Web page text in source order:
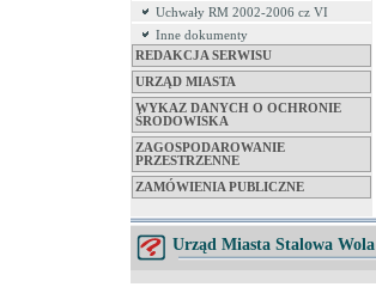
Uchwały RM 2002-2006 cz VI
Inne dokumenty
REDAKCJA SERWISU
URZĄD MIASTA
WYKAZ DANYCH O OCHRONIE
ŚRODOWISKA
ZAGOSPODAROWANIE
PRZESTRZENNE
ZAMÓWIENIA PUBLICZNE
Urząd Miasta Stalowa Wola